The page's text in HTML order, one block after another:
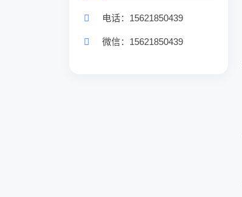
电话：15621850439
微信：15621850439